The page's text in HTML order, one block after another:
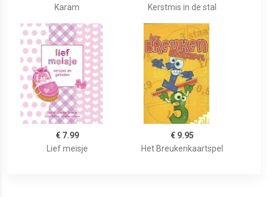
Karam
Kerstmis in de stal
€ 7.99
Lief meisje
€ 9.95
Het Breukenkaartspel